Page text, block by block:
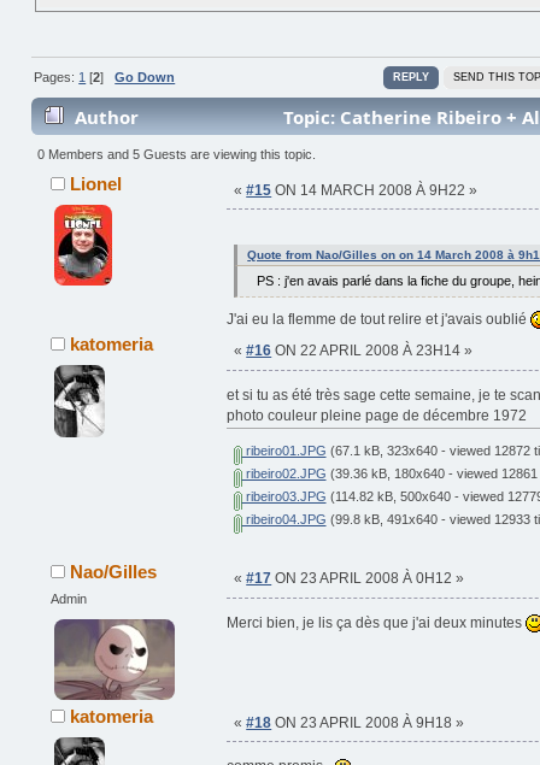
REPLY SEND THIS
Pages: 1 [2]Go Down
Author
Topic: Catherine Ribeiro +
378741 times)
0 Members and 5 Guests are viewing this topic.
Lionel «#15 ON 14 MARCH 2008 À 9H22 »
Quote from Nao/Gilles on on 14 March 2008 à
PS : j'en avais parlé dans la fiche du groupe,
J'ai eu la flemme de tout relire et j'avais oublié
katomeria «#16 ON 22 APRIL 2008 À 23H14 »
et si tu as été très sage cette semaine, je te
photo couleur pleine page de décembre
ribeiro01.JPG (67.1 kB, 323x640 - viewed 12872
ribeiro02.JPG (39.36 kB, 180x640 - viewed
ribeiro03.JPG (114.82 kB, 500x640 - viewed
ribeiro04.JPG (99.8 kB, 491x640 - viewed 12933
Nao/Gilles
Admin
«#17 ON 23 APRIL 2008 À 0H12 »
Merci bien, je lis ça dès que j'ai deux minutes
katomeria «#18 ON 23 APRIL 2008 À 9H18 »